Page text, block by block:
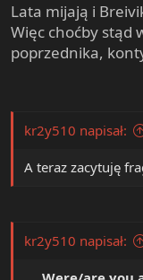
Lata mijają i
Więc choćby stąd
poprzednika,
kr2y510 napisał:
A teraz zacytuję
kr2y510 napisał: